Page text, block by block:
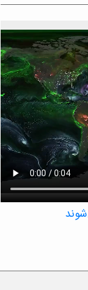
و غبار را در یک بازه
ناسا نشان داده شده